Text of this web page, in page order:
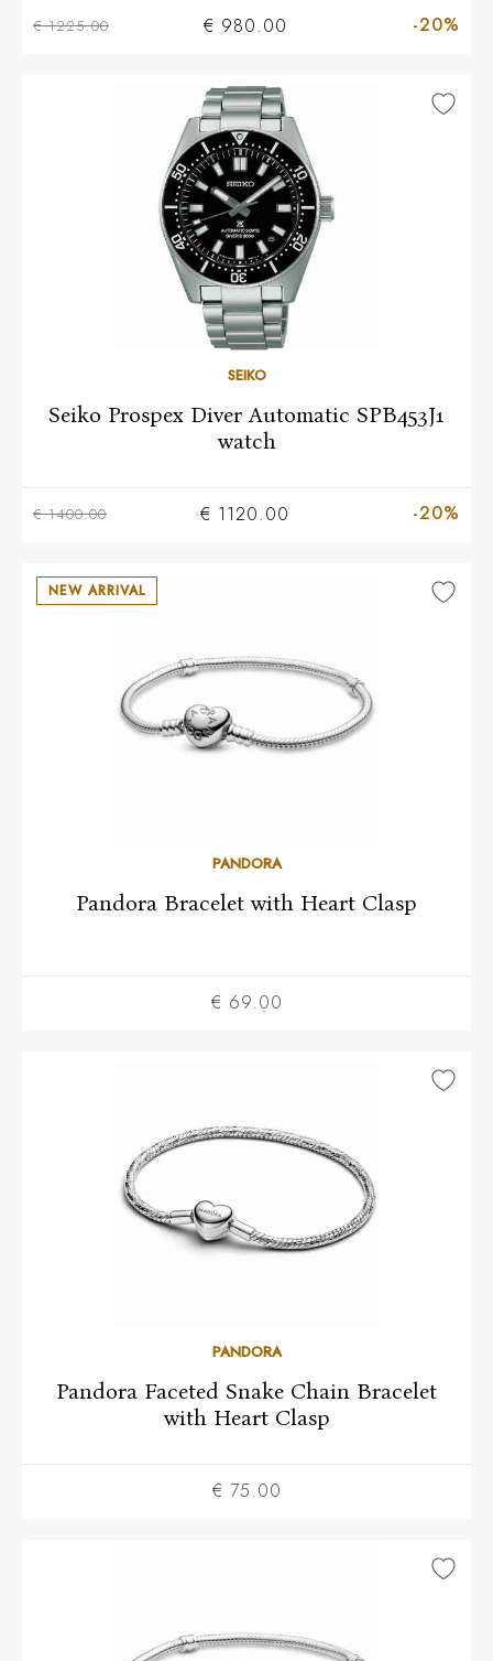
€ 1225.00 € 980.00 -20%
SEIKO
Seiko Prospex Diver Automatic SPB453J1
watch
€ 1400.00 € 1120.00 -20%
NEW ARRIVAL
17 18 19
PANDORA
Pandora Bracelet with Heart Clasp
€ 69.00
18 19 20
PANDORA
Pandora Faceted Snake Chain Bracelet
with Heart Clasp
€ 75.00